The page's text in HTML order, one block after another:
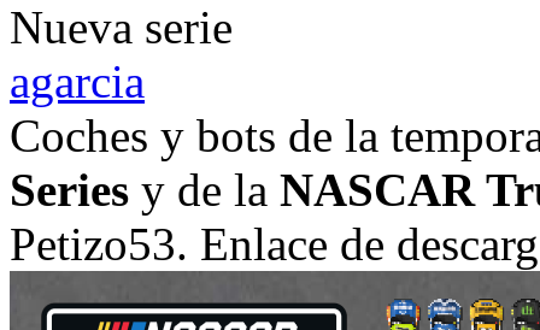
Nueva serie
agarcia
Coches y bots de la
Series y de la NASCAR
Petizo53. Enlace de